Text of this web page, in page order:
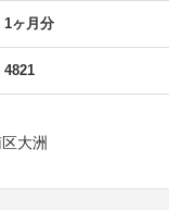
1ヶ月分
4821
大洲